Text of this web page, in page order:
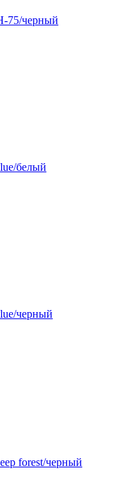
75/черный
белый
черный
forest/черный